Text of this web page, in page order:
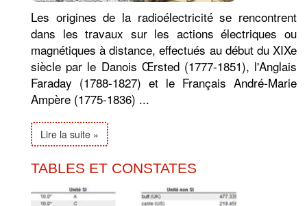
Les origines de la radioélectricité se rencontrent
dans les travaux sur les actions électriques ou
magnétiques à distance, effectués au début du XIXe
siècle par le Danois Œrsted (1777-1851), l'Anglais
Faraday (1788-1827) et le Français André-Marie
Ampère (1775-1836) ...
Lire la suite »
TABLES ET CONSTATES